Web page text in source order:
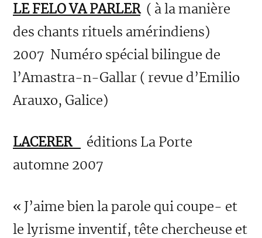
LE FELO VA PARLER( à la manière
des chants rituels amérindiens)
2007 Numéro spécial bilingue de
l’Amastra-n-Gallar ( revue d’Emilio
Arauxo, Galice)
LACERER
éditions La Porte
automne 2007
« J’aime bien la parole qui coupe- et
le lyrisme inventif, tête chercheuse et